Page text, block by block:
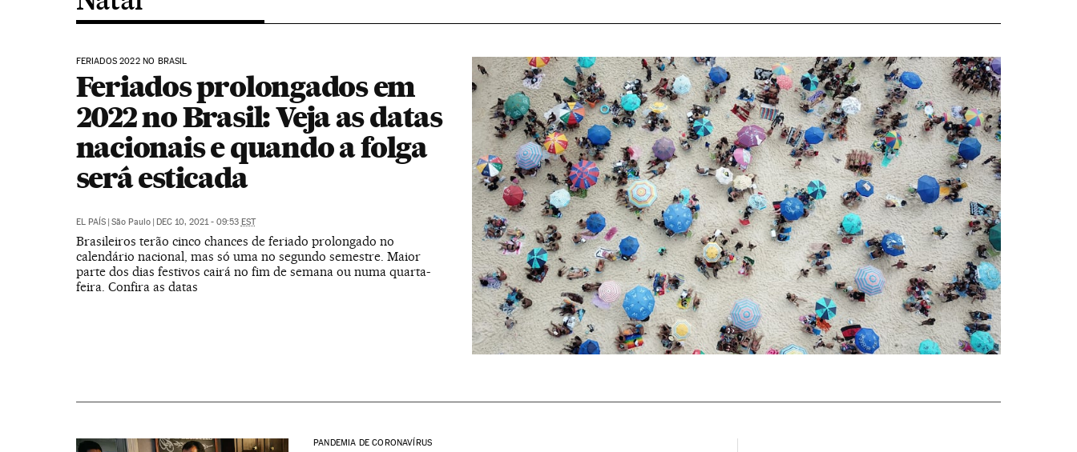
FERIADOS 2022 NO BRASIL
Feriados prolongados em
2022 no Brasil: Veja as datas
nacionais e quando a folga
será esticada
EL PAÍS | São Paulo | DEC 10, 2021 - 09:53 EST
Brasileiros terão cinco chances de feriado prolongado no
calendário nacional, mas só uma no segundo semestre. Maior
parte dos dias festivos cairá no fim de semana ou numa quarta-
feira. Confira as datas
PANDEMIA DE CORONAVÍRUS